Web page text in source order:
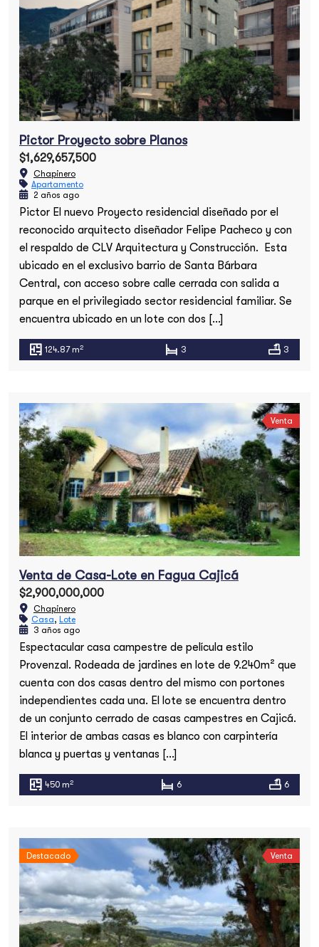
Pictor Proyecto sobre Planos
$1,629,657,500
Chapinero
Apartamento
2 años ago
Pictor El nuevo Proyecto residencial diseñado por el
reconocido arquitecto diseñador Felipe Pacheco y con
el respaldo de CLV Arquitectura y Construcción. Esta
ubicado en el exclusivo barrio de Santa Bárbara
Central, con acceso sobre calle cerrada con salida a
parque en el privilegiado sector residencial familiar. Se
encuentra ubicado en un lote con dos […]
124.87 m2 3 3
Venta
Venta de Casa-Lote en Fagua Cajicá
$2,900,000,000
Chapinero
Casa, Lote
3 años ago
Espectacular casa campestre de película estilo
Provenzal. Rodeada de jardines en lote de 9.240m² que
cuenta con dos casas dentro del mismo con portones
independientes cada una. El lote se encuentra dentro
de un conjunto cerrado de casas campestres en Cajicá.
El interior de ambas casas es blanco con carpintería
blanca y puertas y ventanas […]
450 m2 6 6
Destacado Venta